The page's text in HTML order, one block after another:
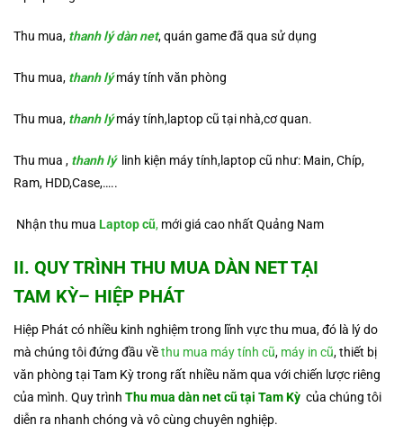
Thu mua, thanh lý dàn net, quán game đã qua sử dụng
Thu mua, thanh lýmáy tính văn phòng
Thu mua, thanh lýmáy tính,laptop cũ tại nhà,cơ quan.
Thu mua , thanh lý
linh kiện máy tính,laptop cũ như: Main, Chíp,
Ram, HDD,Case,…..
Nhận thu mua Laptop cũ, mới giá cao nhất Quảng Nam
II. QUY TRÌNH THU MUA DÀN NET TẠI
TAM KỲ– HIỆP PHÁT
Hiệp Phát có nhiều kinh nghiệm trong lĩnh vực thu mua, đó là lý do
mà chúng tôi đứng đầu vềthu mua máy tính cũ, máy in cũ, thiết bị
văn phòng tại Tam Kỳ trong rất nhiều năm qua với chiến lược riêng
của mình. Quy trình Thu mua dàn net cũ tại Tam Kỳ của chúng tôi
diễn ra nhanh chóng và vô cùng chuyên nghiệp.